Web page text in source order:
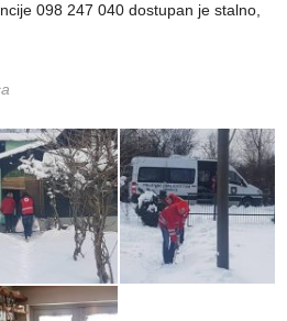
098 247 040 dostupan je stalno,